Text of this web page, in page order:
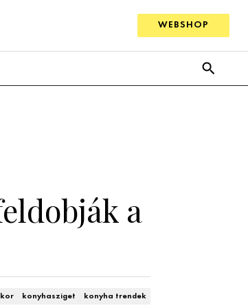
WEBSHOP
a
konyhasziget konyha trendek